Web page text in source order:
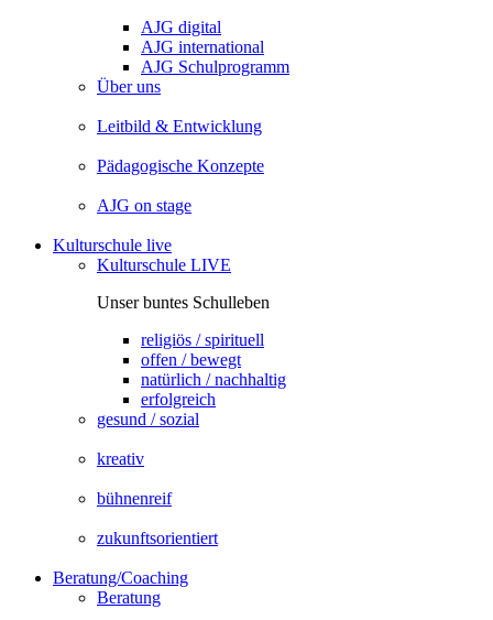
AJG digital
AJG international
AJG Schulprogramm
Über uns
Leitbild & Entwicklung
Pädagogische Konzepte
AJG on stage
Kulturschule live
Kulturschule LIVE
Unser buntes Schulleben
religiös / spirituell
offen / bewegt
natürlich / nachhaltig
erfolgreich
gesund / sozial
kreativ
bühnenreif
zukunftsorientiert
Beratung/Coaching
Beratung